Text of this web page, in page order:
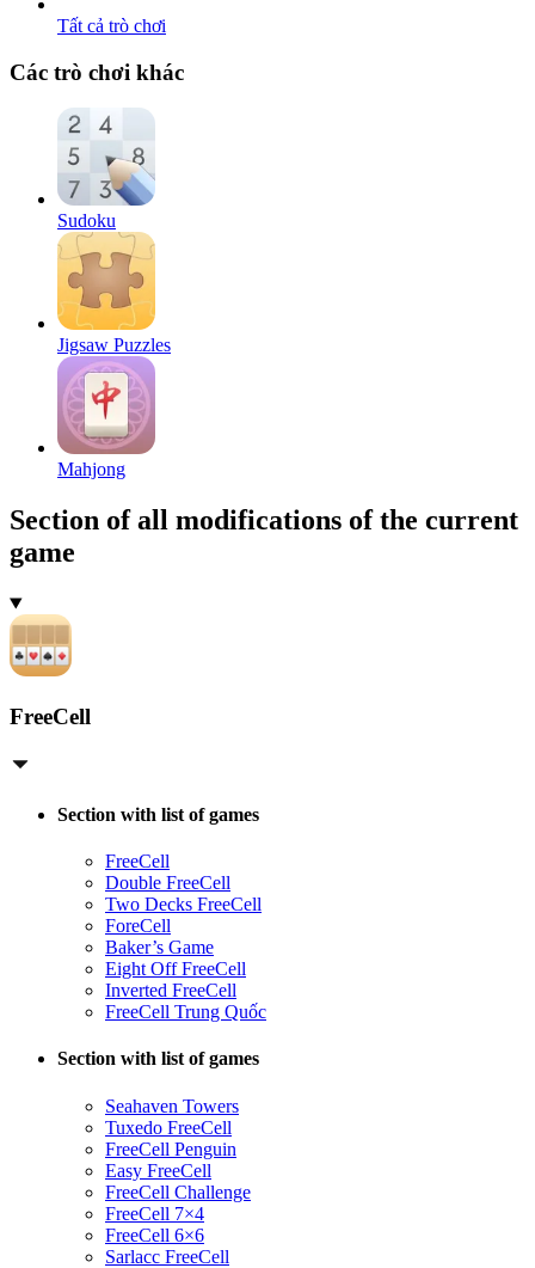
Tất cả trò chơi
Các trò chơi khác
Sudoku
Jigsaw Puzzles
Mahjong
Section of all modifications of the current
game
FreeCell
Section with list of games
FreeCell
Double FreeCell
Two Decks FreeCell
ForeCell
Baker’s Game
Eight Off FreeCell
Inverted FreeCell
FreeCell Trung Quốc
Section with list of games
Seahaven Towers
Tuxedo FreeCell
FreeCell Penguin
Easy FreeCell
FreeCell Challenge
FreeCell 7×4
FreeCell 6×6
Sarlacc FreeCell